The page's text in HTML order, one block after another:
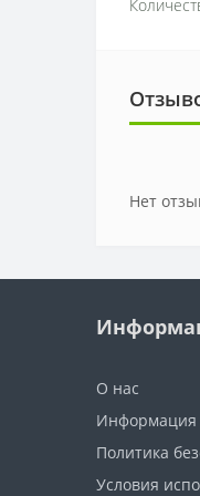
Нет
О нас
Информация
Политика
Условия